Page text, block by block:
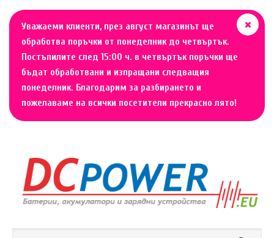
Уважаеми клиенти, през август магазинът ще
обработва поръчки от понеделник до четвъртък.
Постъпилите след 15:00 ч. в четвъртък поръчки ще
бъдат обработвани и изпращани следващия
понеделник. Благодарим за разбирането и
пожелаваме на всички посетители прекрасно лято!